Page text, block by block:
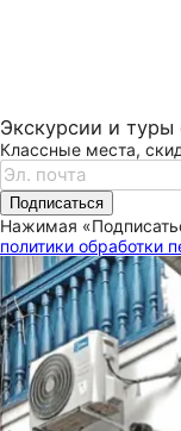
Экскурсии и туры
Классные места,
Подписаться
Нажимая
политики обработки